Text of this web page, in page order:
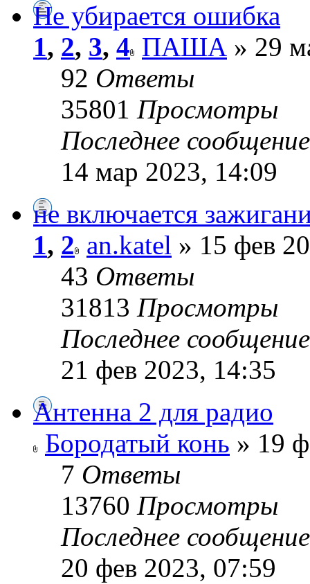
Не убирается ошибка
1, 2, 3, 4 ПАША » 29
92 Ответы
35801 Просмотры
Последнее
14 мар 2023, 14:09
не включается
1, 2 an.katel » 15 фев
43 Ответы
31813 Просмотры
Последнее
21 фев 2023, 14:35
Антенна 2 для радио
Бородатый конь » 19
7 Ответы
13760 Просмотры
Последнее
20 фев 2023, 07:59